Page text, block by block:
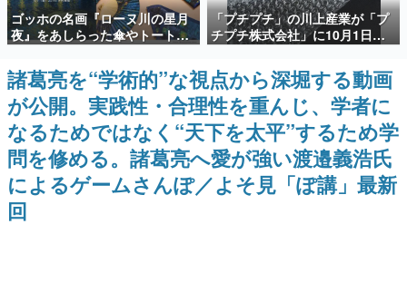
新世代に訊く
これからのデジタルゲーム市場を担う若きクリエイター達
の姿を追い、彼らのルーツと情熱を探っていきます。
ゲーム世代の作家たち
ゲームに多大な影響を受けた作家さんに取材し、ゲームが
日本のコンテンツ産業やカルチャーに与えた影響を探る企
画です。
日本モバイルゲーム産業史
日本のモバイルゲーム史における主要なトピック・タイト
ルを網羅するほか、開発者へのインタビューや識者による
解説を掲載。約20年の歴史が一望できる決定版！
ゴッホの名画『ローヌ川の星月
夜』をあしらった傘やトートバ
ッグなどが登場。8月7日21時よ
り2日間限定で予約販売
「プチプチ」の川上産業が「プ
チプチ株式会社」に10月1日よ
り社名変更へ。創業58年で初め
ての変更で、“プチッ”と鳴るお
なじみの緩衝材が会社の名前に
諸葛亮を“学術的”な視点から深堀する動画
が公開。実践性・合理性を重んじ、学者に
なるためではなく“天下を太平”するため学
問を修める。諸葛亮へ愛が強い渡邉義浩氏
によるゲームさんぽ／よそ見「ぽ講」最新
回